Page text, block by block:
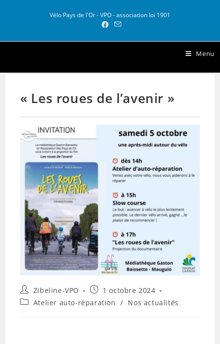
Vélo Pays de l'Or - VPO - association loi 1901
Menu
« Les roues de l’avenir »
Zibeline-VPO
1 octobre 2024
Atelier auto-réparation / Nos actualités